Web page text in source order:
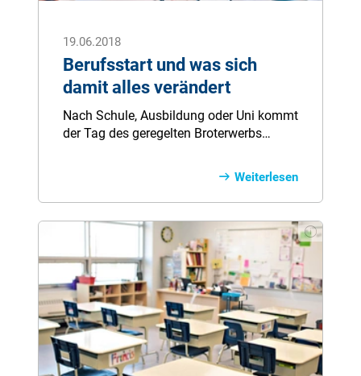
19.06.2018
Berufsstart und was sich
damit alles verändert
Nach Schule, Ausbildung oder Uni kommt
der Tag des geregelten Broterwerbs
Arbeitsmarkt einen hohen Grad an
Flexibilität, vor allem was den Arbeitsort
betrifft. Damit beginnt ein langer
Lebensabschnitt, der so manche
Veränderung mit sich bringt.
Weiterlesen